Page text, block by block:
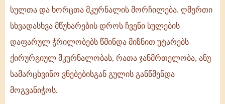
სულთა და ხორცთა მკურნალის მორჩილება. ღმერთი
სხვადასხვა მწუხარების დროს ჩვენი სულების
დაფარულ ჭრილობებს წმინდა მიზნით უტარებს
ქირურგიულ მკურნალობას, რათა ჯანმრთელობა, ანუ
სამარცხვინო ვნებებისგან გულის განწმენდა
მოგვანიჭოს.